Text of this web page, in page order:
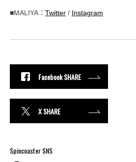
■MALIYA： Twitter / Instagram
Facebook SHARE
X SHARE
Spincoaster SNS